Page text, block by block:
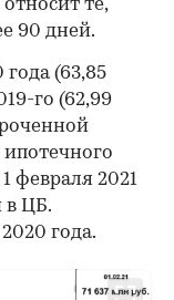
те,
90 дней.
(63,85
го (62,99
февраля 2021
в ЦБ.
года.